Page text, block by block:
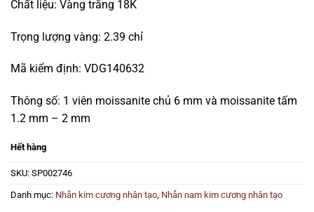
Chất liệu: Vàng trắng 18K
Trọng lượng vàng: 2.39 chỉ
Mã kiểm định: VDG140632
Thông số: 1 viên moissanite chủ 6 mm và moissanite tấm
1.2 mm – 2 mm
Hết hàng
SKU: SP002746
Danh mục: Nhẫn kim cương nhân tạo Nhẫn nam kim cương nhân tạo